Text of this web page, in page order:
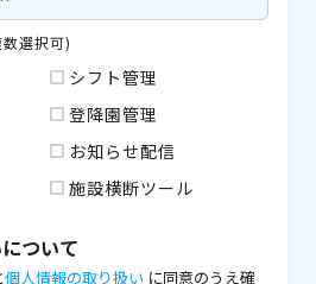
選択可)
シフト管理
登降園管理
お知らせ配信
施設横断ツール
ついて
個人情報の取り扱い に同意のうえ確